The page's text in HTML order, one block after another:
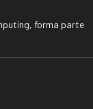
forma parte